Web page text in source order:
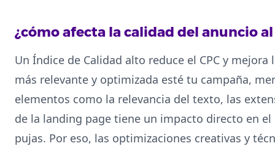
¿cómo afecta la calidad del anuncio
Un Índice de Calidad alto reduce el CPC y
más relevante y optimizada esté tu campaña,
elementos como la relevancia del texto, las
de la landing page tiene un impacto directo en
pujas. Por eso, las optimizaciones creativas y